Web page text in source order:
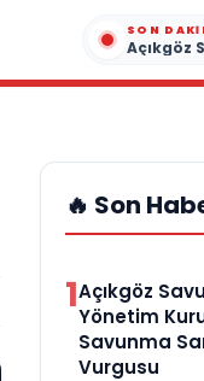
SON
🔥 Son
1Açıkgöz
Yönetim
Savunma
Vurgusu